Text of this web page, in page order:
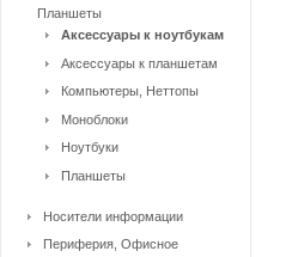
Планшеты
Аксессуары к ноутбукам
Аксессуары к планшетам
Компьютеры, Неттопы
Моноблоки
Ноутбуки
Планшеты
Носители информации
Периферия, Офисное